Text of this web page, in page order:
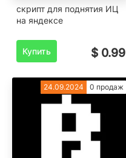
скрипт для поднятия ИЦ
на яндексе
Купить $ 0.99
24.09.2024 0 продаж